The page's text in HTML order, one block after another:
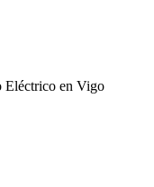
Eléctrico en Vigo